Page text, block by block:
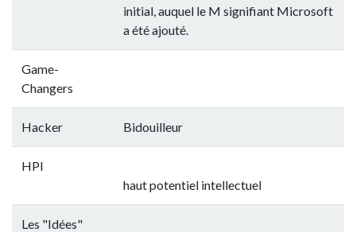
initial, auquel le M signifiant Microsoft
a été ajouté.
Game-
Changers
Hacker Bidouilleur
HPI
haut potentiel intellectuel
Les "Idées"